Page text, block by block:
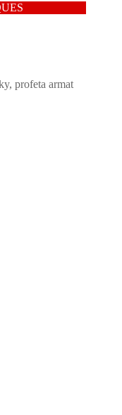
profeta armat